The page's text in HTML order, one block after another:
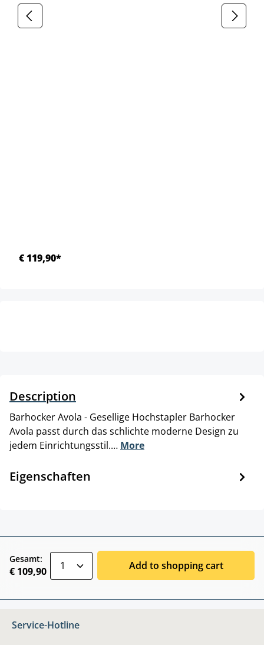
€ 119,90*
Description
Barhocker Avola - Gesellige Hochstapler Barhocker
Avola passt durch das schlichte moderne Design zu
jedem Einrichtungsstil.… More
Eigenschaften
Gesamt:
€ 109,90 Add to shopping cart
Service-Hotline